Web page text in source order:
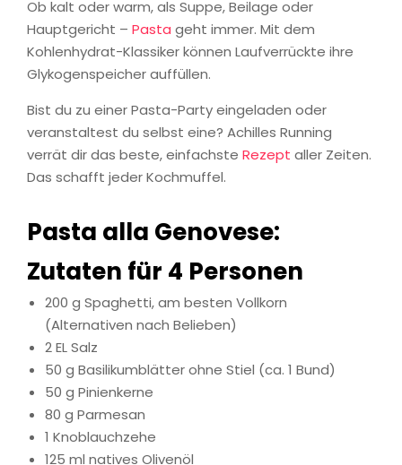
Ob kalt oder warm, als Suppe, Beilage oder
Hauptgericht – Pasta geht immer. Mit dem
Kohlenhydrat-Klassiker können Laufverrückte ihre
Glykogenspeicher auffüllen.
Bist du zu einer Pasta-Party eingeladen oder
veranstaltest du selbst eine? Achilles Running
verrät dir das beste, einfachste Rezept aller Zeiten.
Das schafft jeder Kochmuffel.
Pasta alla Genovese:
Zutaten für 4 Personen
200 g Spaghetti, am besten Vollkorn
(Alternativen nach Belieben)
2 EL Salz
50 g Basilikumblätter ohne Stiel (ca. 1 Bund)
50 g Pinienkerne
80 g Parmesan
1 Knoblauchzehe
125 ml natives Olivenöl